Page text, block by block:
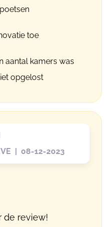
toe
aantal kamers was
opgelost
| 08-12-2023
de review!